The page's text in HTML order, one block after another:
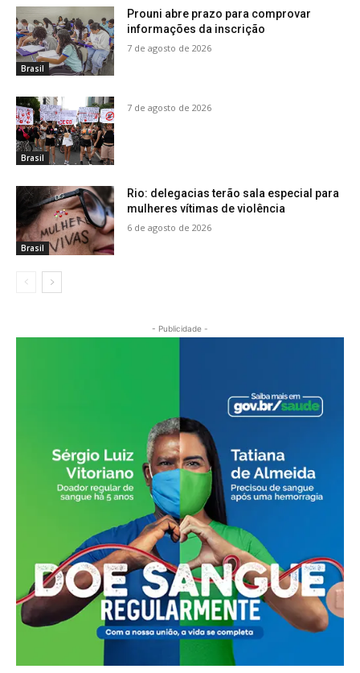
Brasil
Prouni abre prazo para comprovar
informações da inscrição
7 de agosto de 2026
Brasil
7 de agosto de 2026
Brasil
Rio: delegacias terão sala especial para
mulheres vítimas de violência
6 de agosto de 2026
- Publicidade -